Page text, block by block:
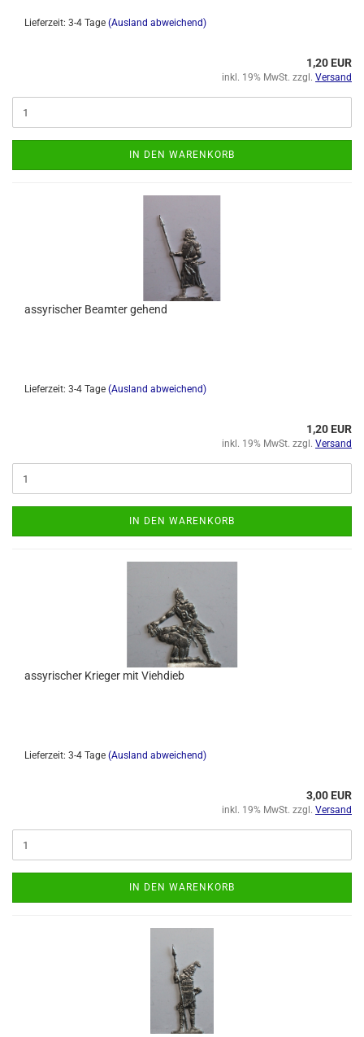
Lieferzeit: 3-4 Tage (Ausland abweichend)
1,20 EUR
inkl. 19% MwSt. zzgl. Versand
IN DEN WARENKORB
assyrischer Beamter gehend
Lieferzeit: 3-4 Tage (Ausland abweichend)
1,20 EUR
inkl. 19% MwSt. zzgl. Versand
IN DEN WARENKORB
assyrischer Krieger mit Viehdieb
Lieferzeit: 3-4 Tage (Ausland abweichend)
3,00 EUR
inkl. 19% MwSt. zzgl. Versand
IN DEN WARENKORB